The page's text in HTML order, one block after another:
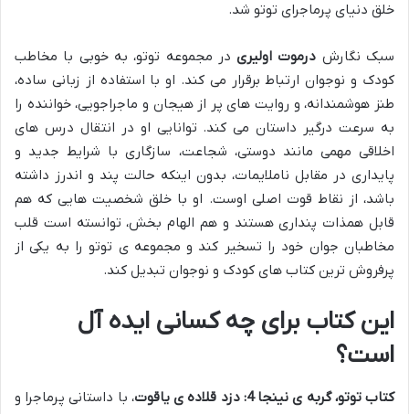
خلق دنیای پرماجرای توتو شد.
سبک نگارش درموت اولیریدر مجموعه توتو، به خوبی با مخاطب
کودک و نوجوان ارتباط برقرار می کند. او با استفاده از زبانی ساده،
طنز هوشمندانه، و روایت های پر از هیجان و ماجراجویی، خواننده را
به سرعت درگیر داستان می کند. توانایی او در انتقال درس های
اخلاقی مهمی مانند دوستی، شجاعت، سازگاری با شرایط جدید و
پایداری در مقابل ناملایمات، بدون اینکه حالت پند و اندرز داشته
باشد، از نقاط قوت اصلی اوست. او با خلق شخصیت هایی که هم
قابل همذات پنداری هستند و هم الهام بخش، توانسته است قلب
مخاطبان جوان خود را تسخیر کند و مجموعه ی توتو را به یکی از
پرفروش ترین کتاب های کودک و نوجوان تبدیل کند.
این کتاب برای چه کسانی ایده آل
است؟
کتاب توتو، گربه ی نینجا 4: دزد قلاده ی یاقوت
، با داستانی پرماجرا و